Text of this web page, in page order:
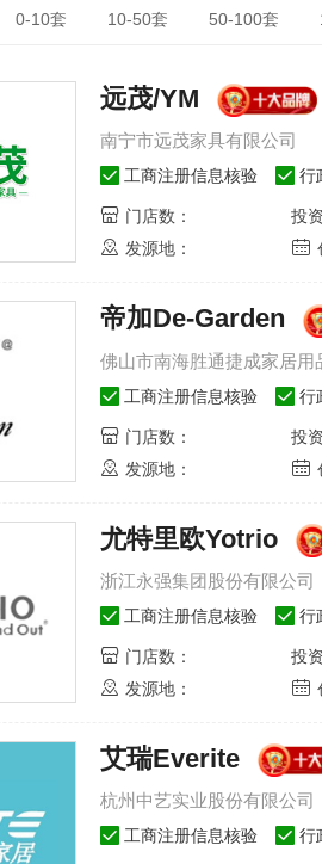
0-10套 10-50套 50-100套
远茂/YM
南宁市远茂家具有限公司
工商注册信息核验 行
门店数：
投
发源地：
帝加De-Garden
佛山市南海胜通捷成家居用
工商注册信息核验 行
门店数：
投
发源地：
尤特里欧Yotrio
浙江永强集团股份有限公司
工商注册信息核验 行
门店数：
投
发源地：
艾瑞Everite
杭州中艺实业股份有限公司
工商注册信息核验 行
限公司
年年